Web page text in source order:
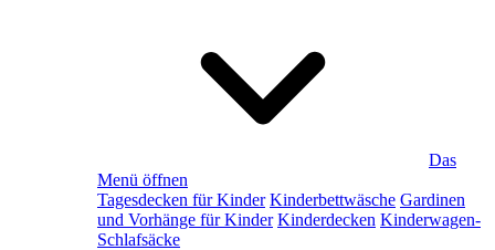
Das
Menü öffnen
Tagesdecken für Kinder Kinderbettwäsche Gardinen
und Vorhänge für Kinder Kinderdecken Kinderwagen-
Schlafsäcke